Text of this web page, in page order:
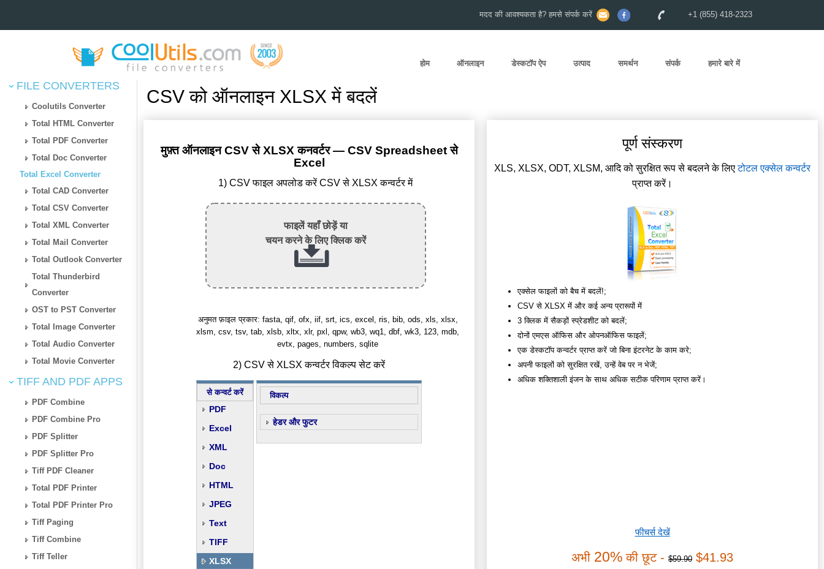
मदद की आवश्यकता है? हमसे संपर्क करें +1 (855) 418-2323
होम ऑनलाइन डेस्कटॉप ऐप उत्पाद समर्थन संपर्क हमारे बारे में
FILE CONVERTERS
Coolutils Converter
Total HTML Converter
Total PDF Converter
Total Doc Converter
Total Excel Converter
Total CAD Converter
Total CSV Converter
Total XML Converter
Total Mail Converter
Total Outlook Converter
Total Thunderbird
Converter
OST to PST Converter
Total Image Converter
Total Audio Converter
Total Movie Converter
TIFF AND PDF APPS
PDF Combine
PDF Combine Pro
PDF Splitter
PDF Splitter Pro
Tiff PDF Cleaner
Total PDF Printer
Total PDF Printer Pro
Tiff Paging
Tiff Combine
Tiff Teller
CSV को ऑनलाइन XLSX में बदलें
मुफ़्त ऑनलाइन CSV से XLSX कनवर्टर — CSV Spreadsheet से
Excel
1) CSV फाइल अपलोड करें CSV से XLSX कन्वर्टर में
फाइलें यहाँ छोड़ें या
चयन करने के लिए क्लिक करें
अनुमत फ़ाइल प्रकार: fasta, qif, ofx, iif, srt, ics, excel, ris, bib, ods, xls, xlsx,
xlsm, csv, tsv, tab, xlsb, xltx, xlr, pxl, qpw, wb3, wq1, dbf, wk3, 123, mdb,
evtx, pages, numbers, sqlite
2) CSV से XLSX कन्वर्टर विकल्प सेट करें
से कन्वर्ट करें
PDF
Excel
XML
Doc
HTML
JPEG
Text
TIFF
XLSX
विकल्प
हेडर और फुटर
पूर्ण संस्करण
XLS, XLSX, ODT, XLSM, आदि को सुरक्षित रूप से बदलने के लिएटोटल एक्सेल कन्वर्टर
प्राप्त करें।
एक्सेल फाइलों को बैच में बदलें!;
CSV से XLSX में और कई अन्य प्रारूपों में
3 क्लिक में सैकड़ों स्प्रेडशीट को बदलें;
दोनों एमएस ऑफिस और ओपनऑफिस फाइलें;
एक डेस्कटॉप कन्वर्टर प्राप्त करें जो बिना इंटरनेट के काम करे;
अपनी फाइलों को सुरक्षित रखें, उन्हें वेब पर न भेजें;
अधिक शक्तिशाली इंजन के साथ अधिक सटीक परिणाम प्राप्त करें।
फीचर्स देखें
अभी 20% की छूट - $59.90 $41.93